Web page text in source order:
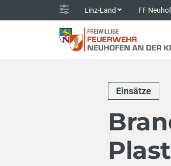
Linz-Land FF
Einsätze